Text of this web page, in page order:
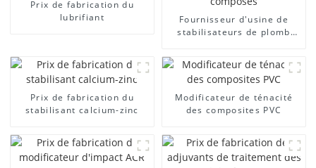
Prix ​​de fabrication du
lubrifiant
Fournisseur d'usine de
stabilisateurs de plomb
Prix ​​de fabrication du
stabilisant calcium-zinc
Modificateur de ténacité
des composites PVC